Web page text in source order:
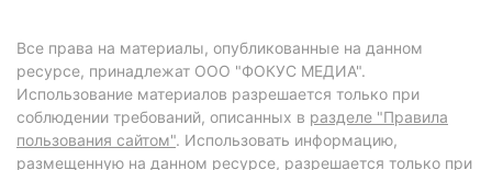
Все права на материалы, опубликованные на данном
ресурсе, принадлежат ООО "ФОКУС МЕДИА".
Использование материалов разрешается только при
соблюдении требований, описанных в разделе "Правила
пользования сайтом". Использовать информацию,
размещенную на данном ресурсе, разрешается только при